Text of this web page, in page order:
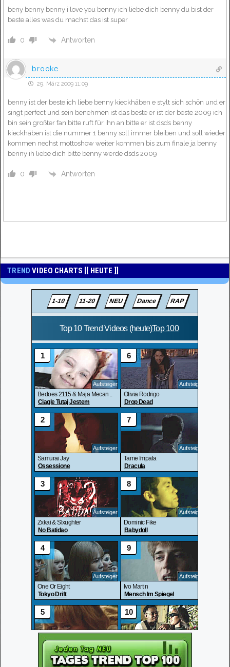
beny benny benny i love you benny ich liebe dich benny du bist der
beste alles was du machst das ist super
0 Antworten
brooke
29. März 2009 11:09
benny ist der beste ich liebe benny kieckhäben e stylt sich schön und er
singt perfect und sein benehmen ist das beste er ist der beste 2009 ich
bin sein großter fan bitte ruft für ihn an bitte er ist dsds benny
kieckhäben ist die nummer 1 benny soll immer bleiben und soll wieder
kommen nechst mottoshow weiter kommen bis zum finale ja benny
benny ih liebe dich bitte benny werde dsds 2009
0 Antworten
TRENDVIDEO CHARTS [[ HEUTE ]]